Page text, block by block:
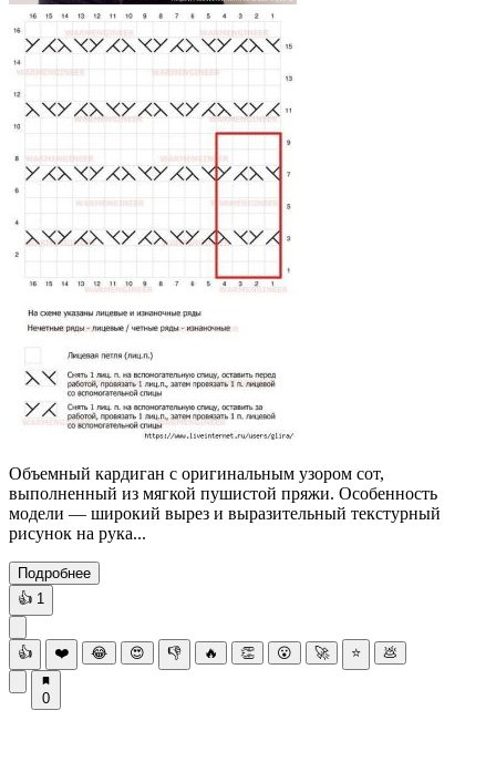
Объемный кардиган с оригинальным узором сот,
выполненный из мягкой пушистой пряжи. Особенность
модели — широкий вырез и выразительный текстурный
рисунок на рука...
Подробнее
👍 1
👍 ❤️ 😂 😍 👎 🔥 👏 😮 🚀 ⭐ 💩
0